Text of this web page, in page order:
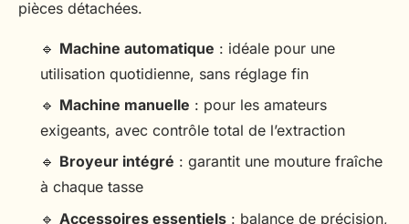
pièces détachées.
🔹 Machine automatique : idéale pour une
utilisation quotidienne, sans réglage fin
🔹 Machine manuelle : pour les amateurs
exigeants, avec contrôle total de l’extraction
🔹 Broyeur intégré : garantit une mouture fraîche
à chaque tasse
🔹 Accessoires essentiels : balance de précision,